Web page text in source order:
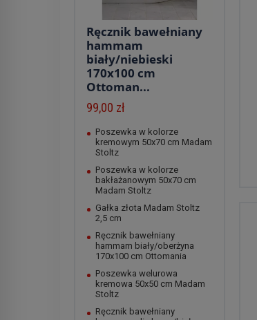
Ręcznik bawełniany
hammam
biały/niebieski
170x100 cm
Ottoman...
99,00 zł
Poszewka w kolorze
kremowym 50x70 cm Madam
Stoltz
Poszewka w kolorze
bakłażanowym 50x70 cm
Madam Stoltz
Gałka złota Madam Stoltz
2,5 cm
Ręcznik bawełniany
hammam biały/oberżyna
170x100 cm Ottomania
Poszewka welurowa
kremowa 50x50 cm Madam
Stoltz
Ręcznik bawełniany